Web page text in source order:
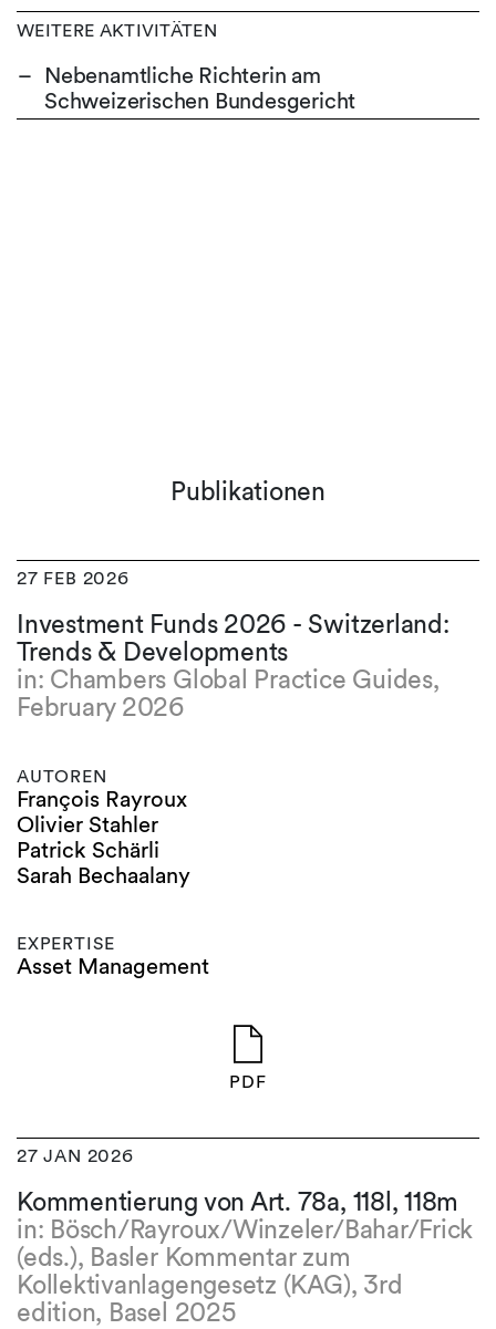
WEITERE AKTIVITÄTEN
Nebenamtliche Richterin am
Schweizerischen Bundesgericht
Publikationen
27 FEB 2026
Investment Funds 2026 - Switzerland:
Trends & Developments
in: Chambers Global Practice Guides,
February 2026
AUTOREN
François Rayroux
Olivier Stahler
Patrick Schärli
Sarah Bechaalany
EXPERTISE
Asset Management
PDF
27 JAN 2026
Kommentierung von Art. 78a, 118l, 118m
in: Bösch/Rayroux/Winzeler/Bahar/Frick
(eds.), Basler Kommentar zum
Kollektivanlagengesetz (KAG), 3rd
edition, Basel 2025